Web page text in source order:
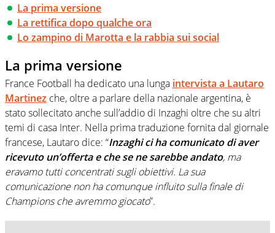
La prima versione
La rettifica dopo qualche ora
Lo zampino di Marotta e la rabbia sui social
La prima versione
France Football ha dedicato una lunga intervista a Lautaro
Martinez che, oltre a parlare della nazionale argentina, è
stato sollecitato anche sull’addio di Inzaghi oltre che su altri
temi di casa Inter. Nella prima traduzione fornita dal giornale
francese, Lautaro dice: “Inzaghi ci ha comunicato di aver
ricevuto un’offerta e che se ne sarebbe andato, ma
eravamo tutti concentrati sugli obiettivi. La sua
comunicazione non ha comunque influito sulla finale di
Champions che avremmo giocato”.